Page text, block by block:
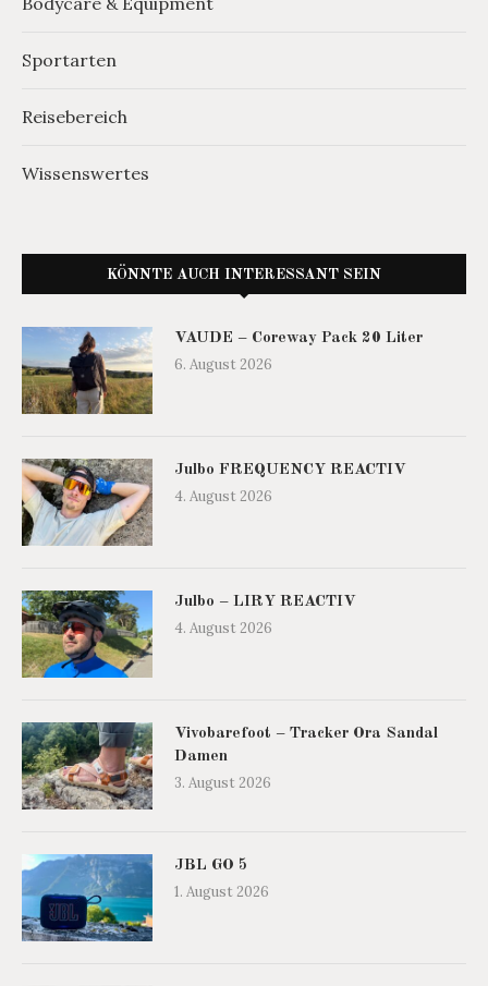
Sportarten
Reisebereich
Wissenswertes
KÖNNTE AUCH INTERESSANT SEIN
VAUDE – Coreway Pack 20 Liter
6. August 2026
Julbo FREQUENCY REACTIV
4. August 2026
Julbo – LIRY REACTIV
4. August 2026
Vivobarefoot – Tracker Ora Sandal
Damen
3. August 2026
JBL GO 5
1. August 2026